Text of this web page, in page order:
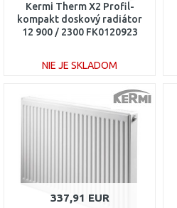
Kermi Therm X2 Profil-
kompakt doskový radiátor
12 900 / 2300 FK0120923
NIE JE SKLADOM
DO KOŠÍKA
337,91 EUR